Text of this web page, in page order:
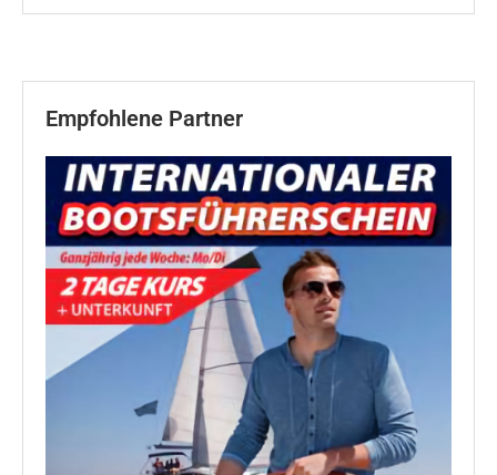
Empfohlene Partner